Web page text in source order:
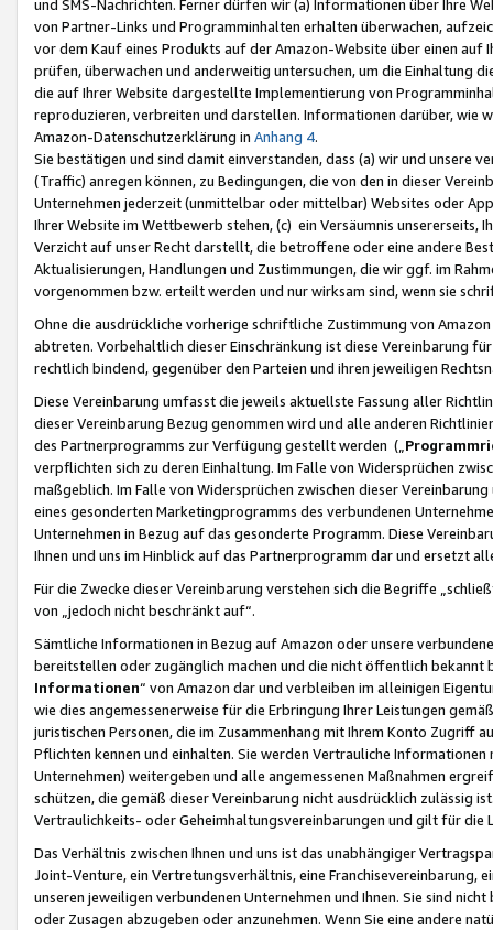
und SMS-Nachrichten. Ferner dürfen wir (a) Informationen über Ihre
von Partner-Links und Programminhalten erhalten überwachen,
vor dem Kauf eines Produkts auf der Amazon-Website über einen
prüfen, überwachen und anderweitig untersuchen, um die Einhaltung
die auf Ihrer Website dargestellte Implementierung von
reproduzieren, verbreiten und darstellen. Informationen darüber, wie
Amazon-Datenschutzerklärung in Anhang 4.
Sie bestätigen und sind damit einverstanden, dass (a) wir und
(Traffic) anregen können, zu Bedingungen, die von den in dieser
Unternehmen jederzeit (unmittelbar oder mittelbar) Websites oder
Ihrer Website im Wettbewerb stehen, (c) ein Versäumnis unsererseits,
Verzicht auf unser Recht darstellt, die betroffene oder eine andere
Aktualisierungen, Handlungen und Zustimmungen, die wir ggf. im
vorgenommen bzw. erteilt werden und nur wirksam sind, wenn sie
Ohne die ausdrückliche vorherige schriftliche Zustimmung von
abtreten. Vorbehaltlich dieser Einschränkung ist diese Vereinbarung
rechtlich bindend, gegenüber den Parteien und ihren jeweiligen
Diese Vereinbarung umfasst die jeweils aktuellste Fassung aller
dieser Vereinbarung Bezug genommen wird und alle anderen
des Partnerprogramms zur Verfügung gestellt werden („
verpflichten sich zu deren Einhaltung. Im Falle von Widersprüchen
maßgeblich. Im Falle von Widersprüchen zwischen dieser
eines gesonderten Marketingprogramms des verbundenen
Unternehmen in Bezug auf das gesonderte Programm. Diese
Ihnen und uns im Hinblick auf das Partnerprogramm dar und ersetzt
Für die Zwecke dieser Vereinbarung verstehen sich die Begriffe
von „jedoch nicht beschränkt auf“.
Sämtliche Informationen in Bezug auf Amazon oder unsere
bereitstellen oder zugänglich machen und die nicht öffentlich
Informationen“ von Amazon dar und verbleiben im alleinigen
wie dies angemessenerweise für die Erbringung Ihrer Leistungen
juristischen Personen, die im Zusammenhang mit Ihrem Konto
Pflichten kennen und einhalten. Sie werden Vertrauliche
Unternehmen) weitergeben und alle angemessenen Maßnahmen
schützen, die gemäß dieser Vereinbarung nicht ausdrücklich zulässig
Vertraulichkeits- oder Geheimhaltungsvereinbarungen und gilt für die
Das Verhältnis zwischen Ihnen und uns ist das unabhängiger
Joint-Venture, ein Vertretungsverhältnis, eine Franchisevereinbarung,
unseren jeweiligen verbundenen Unternehmen und Ihnen. Sie sind
oder Zusagen abzugeben oder anzunehmen. Wenn Sie eine andere